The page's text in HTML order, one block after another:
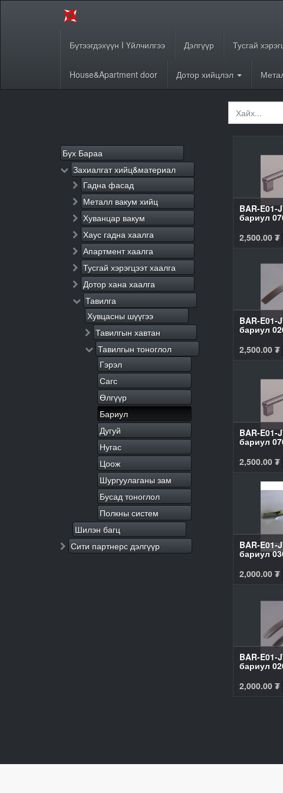
Бүтээгдэхүүн I Үйлчилгээ Дэлгүүр Тусгай
House&Apartment door Дотор хийцлэл
Бүх Бараа
Захиалгат хийц&материал
Гадна фасад
Металл вакум хийц
Хуванцар вакум
Хаус гадна хаалга
Апартмент хаалга
Тусгай хэрэгцээт хаалга
Дотор хана хаалга
Тавилга
Хувцасны шүүгээ
Тавилгын хавтан
Тавилгын тоноглол
Гэрэл
Сагс
Өлгүүр
Бариул
Дугуй
Нугас
Цоож
Шургуулаганы зам
Бусад тоноглол
Полкны систем
Шилэн багц
Сити партнерс дэлгүүр
BAR-E01-
бариул
2,500.00₮
BAR-E01-
бариул
2,500.00₮
BAR-E01-
бариул
2,500.00₮
BAR-E01-
бариул
2,000.00₮
BAR-E01-
бариул
2,000.00₮